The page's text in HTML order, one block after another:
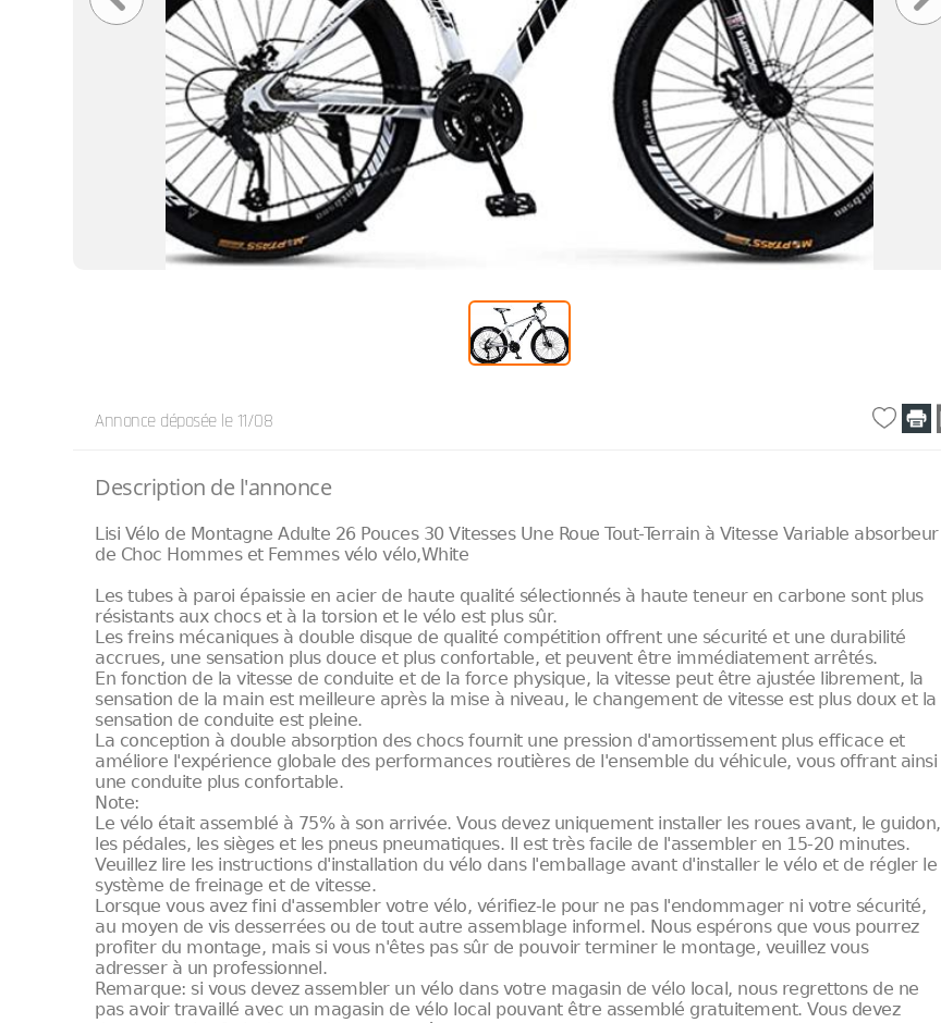
Annonce déposée le 11/08
Description de l'annonce
Lisi Vélo de Montagne Adulte 26 Pouces 30 Vitesses Une Roue Tout-Terrain à Vitesse Variable absorbeur
de Choc Hommes et Femmes vélo vélo,White
Les tubes à paroi épaissie en acier de haute qualité sélectionnés à haute teneur en carbone sont plus
résistants aux chocs et à la torsion et le vélo est plus sûr.
Les freins mécaniques à double disque de qualité compétition offrent une sécurité et une durabilité
accrues, une sensation plus douce et plus confortable, et peuvent être immédiatement arrêtés.
En fonction de la vitesse de conduite et de la force physique, la vitesse peut être ajustée librement, la
sensation de la main est meilleure après la mise à niveau, le changement de vitesse est plus doux et la
sensation de conduite est pleine.
La conception à double absorption des chocs fournit une pression d'amortissement plus efficace et
améliore l'expérience globale des performances routières de l'ensemble du véhicule, vous offrant ainsi
une conduite plus confortable.
Note:
Le vélo était assemblé à 75% à son arrivée. Vous devez uniquement installer les roues avant, le guidon,
les pédales, les sièges et les pneus pneumatiques. Il est très facile de l'assembler en 15-20 minutes.
Veuillez lire les instructions d'installation du vélo dans l'emballage avant d'installer le vélo et de régler le
système de freinage et de vitesse.
Lorsque vous avez fini d'assembler votre vélo, vérifiez-le pour ne pas l'endommager ni votre sécurité,
au moyen de vis desserrées ou de tout autre assemblage informel. Nous espérons que vous pourrez
profiter du montage, mais si vous n'êtes pas sûr de pouvoir terminer le montage, veuillez vous
adresser à un professionnel.
Remarque: si vous devez assembler un vélo dans votre magasin de vélo local, nous regrettons de ne
pas avoir travaillé avec un magasin de vélo local pouvant être assemblé gratuitement. Vous devez